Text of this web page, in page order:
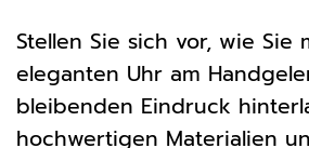
Stellen Sie sich vor, wie Sie
eleganten Uhr am
bleibenden Eindruck
hochwertigen Materialien